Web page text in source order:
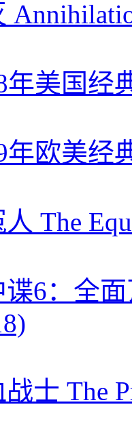
年美国经
年欧美经
The
6：全面
士 The